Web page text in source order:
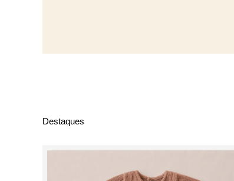
Destaques